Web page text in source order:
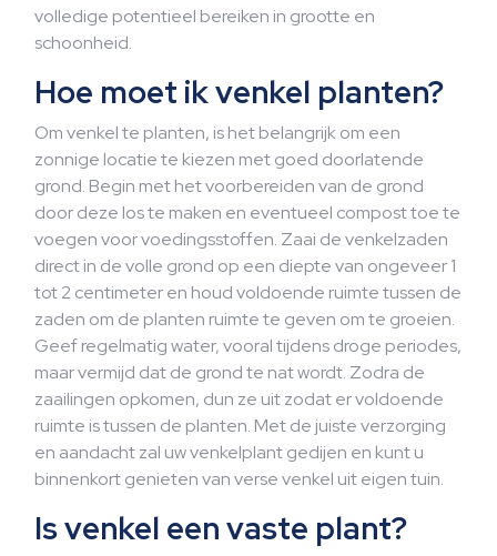
volledige potentieel bereiken in grootte en
schoonheid.
Hoe moet ik venkel planten?
Om venkel te planten, is het belangrijk om een
zonnige locatie te kiezen met goed doorlatende
grond. Begin met het voorbereiden van de grond
door deze los te maken en eventueel compost toe te
voegen voor voedingsstoffen. Zaai de venkelzaden
direct in de volle grond op een diepte van ongeveer 1
tot 2 centimeter en houd voldoende ruimte tussen de
zaden om de planten ruimte te geven om te groeien.
Geef regelmatig water, vooral tijdens droge periodes,
maar vermijd dat de grond te nat wordt. Zodra de
zaailingen opkomen, dun ze uit zodat er voldoende
ruimte is tussen de planten. Met de juiste verzorging
en aandacht zal uw venkelplant gedijen en kunt u
binnenkort genieten van verse venkel uit eigen tuin.
Is venkel een vaste plant?